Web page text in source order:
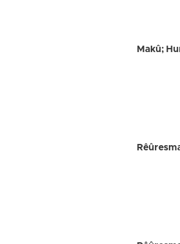
Makû;